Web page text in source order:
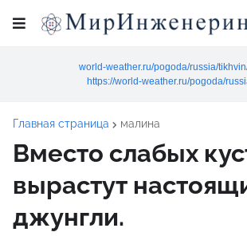
world-weather.ru/pogoda/russia/
https://world-weather.ru/pogoda/
Главная страница малина
Вместо слабых
вырастут
джунгли.